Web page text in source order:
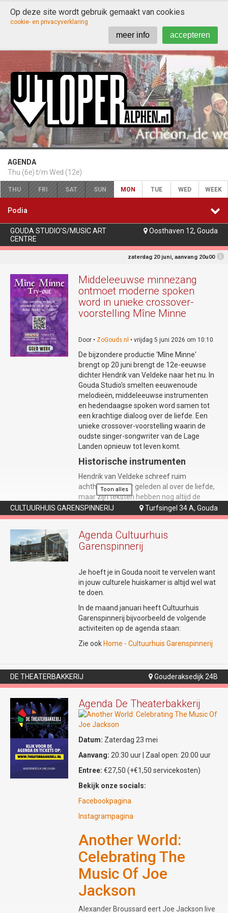
Op deze site wordt gebruik gemaakt van cookies
cookie- en privacyverklaring
accepteren
meer info
THU FRI SAT SUN MON TUE WED WEEK
AGENDA
Thu (6e) t/m Wed (12e)

Podia
GOUDA STUDIO’S/MUSIC ART
CENTRE
 Oosthaven 12, Gouda
zaterdag 20 juni, aanvang 20u00
Middeleeuwse minnezang
ontmoet moderne spoken
word in unieke crossover-
voorstelling Mîne Minne
Door • ZoGouds.nl • vrijdag 5 juni 2026 om 10:10
De bijzondere productie 'Mîne Minne'
brengt op 20 juni brengt de 12e-eeuwse
dichter Hendrik van Veldeke naar het nu. In
Gouda Studio's smelten eeuwenoude
melodieën, middeleeuwse instrumenten
en hedendaagse spoken word samen tot
een krachtige dialoog over de liefde. Een
unieke crossover-voorstelling waarin de
oudste singer-songwriter van de Lage
Landen opnieuw tot leven komt.
Historische instrumenten
Hendrik van Veldeke schreef ruim
achthonderd jaar geleden al over de liefde,
maar zijn teksten hebben nog altijd de
kracht om harten te raken. In 'Mîne Minne'
blazen middeleeuws muzikanten Helma
nieuw leven in. Zij leggen de muzikale basis
met historische instrumenten zoals de fluit,
Het gevecht met de oude taal
Om de brug naar het heden te slaan,
hertaalt Rik Zutphen (bekend als de
Droominee) de minneliederen naar
scherpe, hedendaagse spoken word. Met
live gestapelde klanken uit een loop station
muziek. Performer Janne van Ooij maakt
het visuele spektakel compleet: in haar rol
stelten op de dynamiek tussen toen en nu.
Zintuigprikkelende avond
De regie van deze bijzondere voorstelling is
in handen van Margrethe Beelen. 'Mîne
Minne' belooft een zintuigprikkelende
avond te worden waarin historie en
moderne straatcultuur elkaar ontmoeten.
Locatie: Gouda Studio's, Oosthaven 12,
Gouda
Tijd: 20u00 - 21u15
website of de QR-code) / Aan de deur:
€17,50
Info:
www.muziektheatergoedwerk.nl
Toon alles
CULTUURHUIS GARENSPINNERIJ  Turfsingel 34 A, Gouda
Agenda Cultuurhuis
Garenspinnerij
Je hoeft je in Gouda nooit te vervelen want
in jouw culturele huiskamer is altijd wel wat
te doen.
In de maand januari heeft Cultuurhuis
Garenspinnerij bijvoorbeeld de volgende
activiteiten op de agenda staan:
Zie ook Home - Cultuurhuis Garenspinnerij
DE THEATERBAKKERIJ  Gouderaksedijk 24B
Agenda De Theaterbakkerij
Datum: Zaterdag 23 mei
Aanvang: 20:30 uur | Zaal open: 20:00 uur
Entree:€27,50 (+€1,50 servicekosten)
Bekijk onze socials:
Facebookpagina
Instagrampagina
Another World:
Celebrating The
Music Of Joe
Jackson
Alexander Broussard eert Joe Jackson live